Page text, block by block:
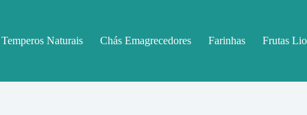
Temperos Naturais Chás Emagrecedores Farinhas Frutas